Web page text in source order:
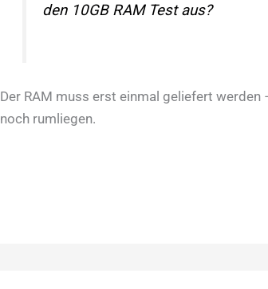
den 10GB RAM Test aus?
Der RAM muss erst einmal geliefert werden
noch rumliegen.